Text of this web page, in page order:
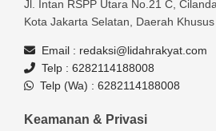
Jl. Intan RSPP Utara No.21 C,
Kota Jakarta Selatan, Daerah
Email : redaksi@lidahrakyat.com
Telp : 6282114188008
Telp (Wa) : 6282114188008
Keamanan & Privasi